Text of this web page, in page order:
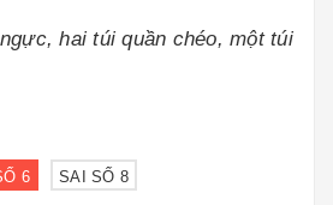
hai túi quần chéo, một túi
6 SAI SỐ 8